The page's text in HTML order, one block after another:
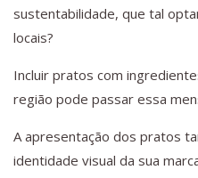
sustentabilidade, que tal
locais?
Incluir pratos com
região pode passar essa
A apresentação dos pratos
identidade visual da sua